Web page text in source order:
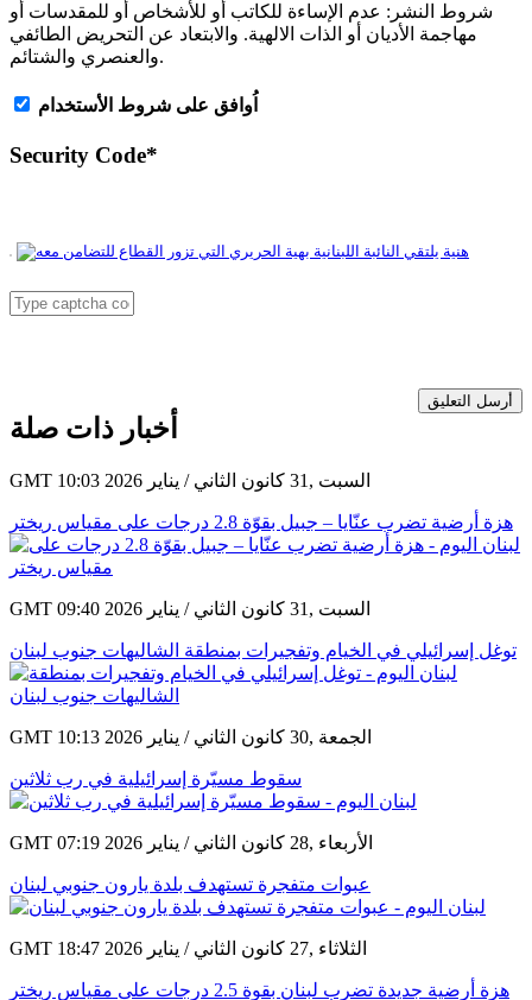
شروط النشر: عدم الإساءة للكاتب أو للأشخاص أو للمقدسات أو
مهاجمة الأديان أو الذات الالهية. والابتعاد عن التحريض الطائفي
والعنصري والشتائم.
اُوافق على شروط الأستخدام
Security Code*
أرسل التعليق
أخبار ذات صلة
GMT 10:03 2026 السبت ,31 كانون الثاني / يناير
هزة أرضية تضرب عنّايا – جبيل بقوّة 2.8 درجات على مقياس ريختر
GMT 09:40 2026 السبت ,31 كانون الثاني / يناير
توغل إسرائيلي في الخيام وتفجيرات بمنطقة الشاليهات جنوب لبنان
GMT 10:13 2026 الجمعة ,30 كانون الثاني / يناير
سقوط مسيّرة إسرائيلية في رب ثلاثين
GMT 07:19 2026 الأربعاء ,28 كانون الثاني / يناير
عبوات متفجرة تستهدف بلدة يارون جنوبي لبنان
GMT 18:47 2026 الثلاثاء ,27 كانون الثاني / يناير
هزة أرضية جديدة تضرب لبنان بقوة 2.5 درجات على مقياس ريختر